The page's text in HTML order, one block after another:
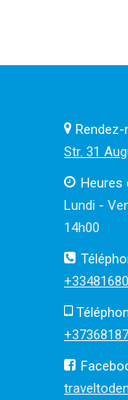
Str. 31
Heures
Lundi -
14h00